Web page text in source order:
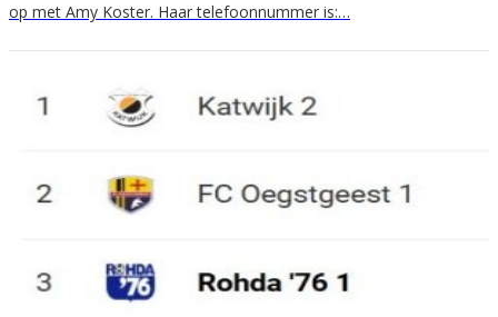
op met Amy Koster. Haar telefoonnummer is:…